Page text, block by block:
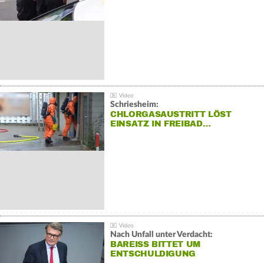
Schriesheim:
CHLORGASAUSTRITT LÖST
EINSATZ IN FREIBAD…
Nach Unfall unter Verdacht:
BAREISS BITTET UM E
NTSCHULDIGUNG